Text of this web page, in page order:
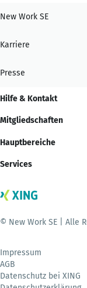
New Work SE
Karriere
Presse
Hilfe & Kontakt
Mitgliedschaften
Hauptbereiche
Services
© New Work SE | Alle
Impressum
AGB
Datenschutz bei XING